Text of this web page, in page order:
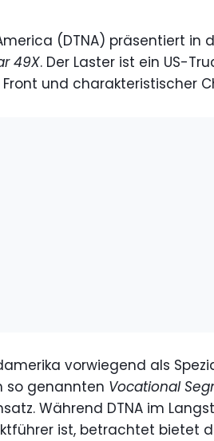
(DTNA) präsentiert in
49X. Der Laster ist ein US-
und charakteristischer
vorwiegend als
so genannten Vocational
Während DTNA im
ist, betrachtet bietet